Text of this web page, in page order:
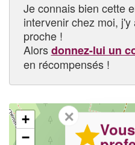
Je connais bien cette
intervenir chez moi,
proche !
Alorsdonnez-lui un
en récompensés !
+
−
✕